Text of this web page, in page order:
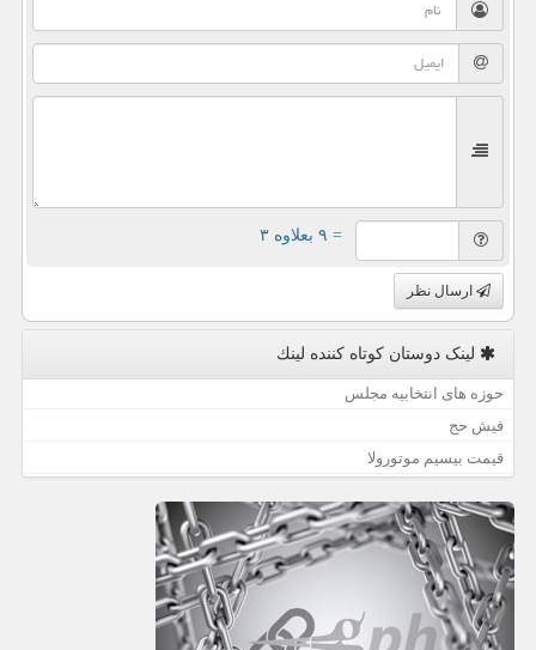
= ۹ بعلاوه ۳
ارسال نظر
لینک دوستان كوتاه كننده لینك
حوزه های انتخابیه مجلس
فیش حج
قیمت بیسیم موتورولا